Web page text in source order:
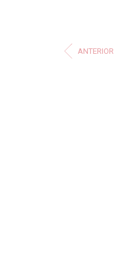
ANTERIOR